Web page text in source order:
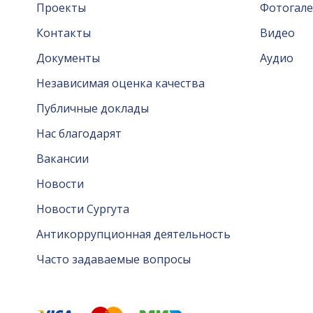
Проекты
Контакты
Документы
Независимая оценка качества
Публичные доклады
Нас благодарят
Вакансии
Новости
Новости Сургута
Антикоррупционная деятельность
Часто задаваемые вопросы
Видео
Аудио